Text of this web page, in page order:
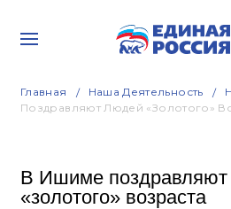
Главная Наша Деятельность
Поздравляют Людей «золотого»
В Ишиме
«золотого» возраста